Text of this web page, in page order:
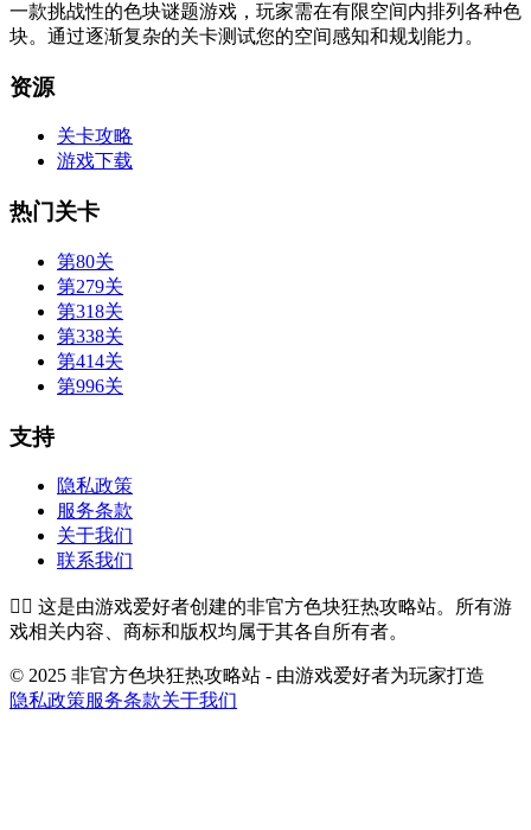
一款挑战性的色块谜题游戏，玩家需在有限空间内排列各种色
块。通过逐渐复杂的关卡测试您的空间感知和规划能力。
资源
关卡攻略
游戏下载
热门关卡
第80关
第279关
第318关
第338关
第414关
第996关
支持
隐私政策
服务条款
关于我们
联系我们
👉🏻 这是由游戏爱好者创建的非官方色块狂热攻略站。所有游
戏相关内容、商标和版权均属于其各自所有者。
© 2025 非官方色块狂热攻略站 - 由游戏爱好者为玩家打造
隐私政策服务条款关于我们